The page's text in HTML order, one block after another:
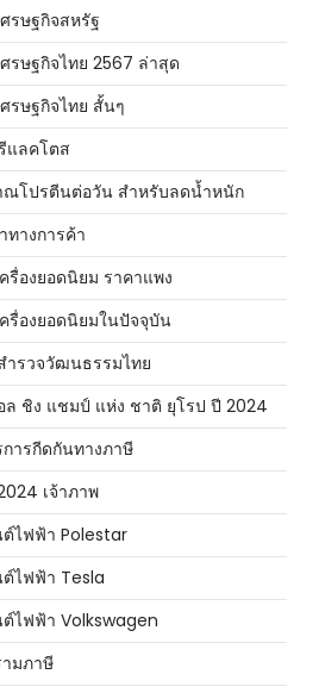
รษฐกิจสหรัฐ
รษฐกิจไทย 2567 ล่าสุด
รษฐกิจไทย สั้นๆ
แลคโตส
ณโปรตีนต่อวัน สำหรับลดน้ำหนัก
างการค้า
รื่องยอดนิยม ราคาแพง
รื่องยอดนิยมในปัจจุบัน
ำรวจวัฒนธรรมไทย
ล ชิง แชมป์ แห่ง ชาติ ยุโรป ปี 2024
ารกีดกันทางภาษี
เจ้าภาพ
ต์ไฟฟ้า Polestar
ไฟฟ้า Tesla
ไฟฟ้า Volkswagen
มภาษี